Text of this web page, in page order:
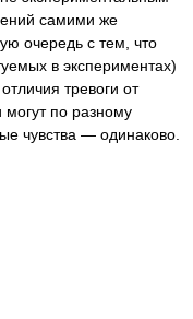
самими же
очередь с тем, что
в экспериментах)
тревоги от
по разному
чувства — одинаково.